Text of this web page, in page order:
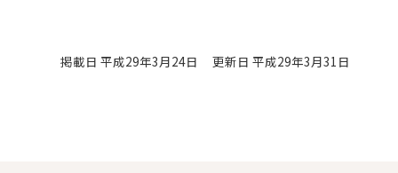
掲載日 平成29年3月24日 更新日 平成29年3月31日